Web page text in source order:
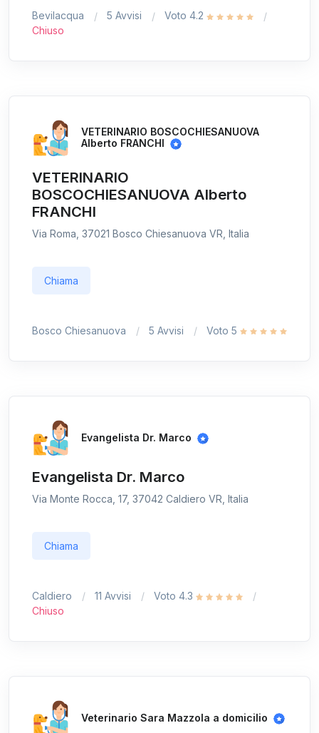
Bevilacqua 5 Avvisi
Voto 4.2
Chiuso
VETERINARIO BOSCOCHIESANUOVA
Alberto FRANCHI
VETERINARIO
BOSCOCHIESANUOVA Alberto
FRANCHI
Via Roma, 37021 Bosco Chiesanuova VR, Italia
Chiama
Bosco Chiesanuova 5 Avvisi Voto 5
Evangelista Dr. Marco
Evangelista Dr. Marco
Via Monte Rocca, 17, 37042 Caldiero VR, Italia
Chiama
Caldiero 11 Avvisi
Voto 4.3
Chiuso
Veterinario Sara Mazzola a domicilio